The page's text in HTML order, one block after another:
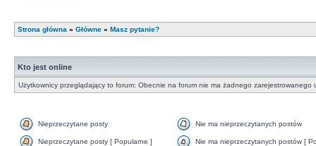
Strona główna » Główne » Masz pytanie?
Kto jest online
Użytkownicy przeglądający to forum: Obecnie na forum nie ma żadnego zarejestrowanego
Nieprzeczytane posty Nie ma nieprzeczytanych postów
Nieprzeczytane posty [ Popularne ] Nie ma nieprzeczytanych postów [